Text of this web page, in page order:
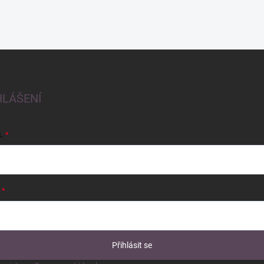
Přihlásit se